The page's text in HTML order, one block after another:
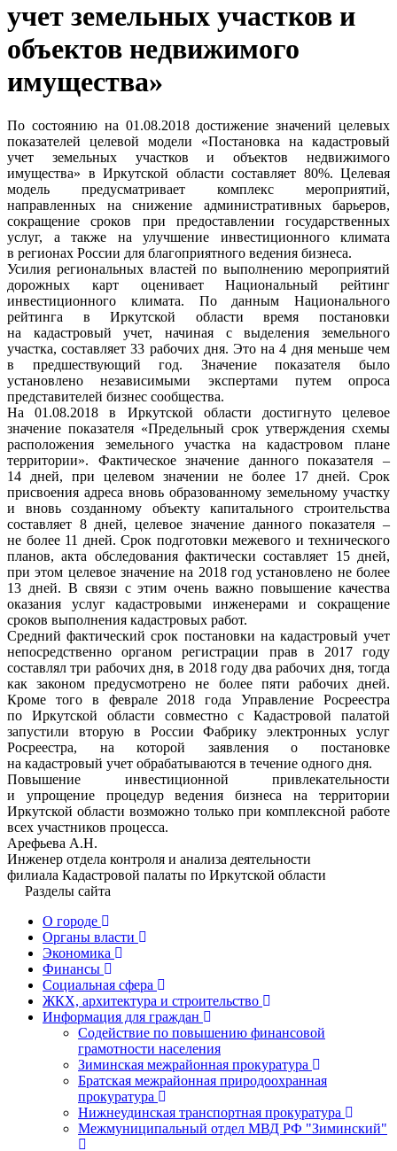
учет земельных участков и
объектов недвижимого
имущества»
По состоянию на 01.08.2018 достижение значений целевых
показателей целевой модели «Постановка на кадастровый
учет земельных участков и объектов недвижимого
имущества» в Иркутской области составляет 80%. Целевая
модель предусматривает комплекс мероприятий,
направленных на снижение административных барьеров,
сокращение сроков при предоставлении государственных
услуг, а также на улучшение инвестиционного климата
в регионах России для благоприятного ведения бизнеса.
Усилия региональных властей по выполнению мероприятий
дорожных карт оценивает Национальный рейтинг
инвестиционного климата. По данным Национального
рейтинга в Иркутской области время постановки
на кадастровый учет, начиная с выделения земельного
участка, составляет 33 рабочих дня. Это на 4 дня меньше чем
в предшествующий год. Значение показателя было
установлено независимыми экспертами путем опроса
представителей бизнес сообщества.
На 01.08.2018 в Иркутской области достигнуто целевое
значение показателя «Предельный срок утверждения схемы
расположения земельного участка на кадастровом плане
территории». Фактическое значение данного показателя –
14 дней, при целевом значении не более 17 дней. Срок
присвоения адреса вновь образованному земельному участку
и вновь созданному объекту капитального строительства
составляет 8 дней, целевое значение данного показателя –
не более 11 дней. Срок подготовки межевого и технического
планов, акта обследования фактически составляет 15 дней,
при этом целевое значение на 2018 год установлено не более
13 дней. В связи с этим очень важно повышение качества
оказания услуг кадастровыми инженерами и сокращение
сроков выполнения кадастровых работ.
Средний фактический срок постановки на кадастровый учет
непосредственно органом регистрации прав в 2017 году
составлял три рабочих дня, в 2018 году два рабочих дня, тогда
как законом предусмотрено не более пяти рабочих дней.
Кроме того в феврале 2018 года Управление Росреестра
по Иркутской области совместно с Кадастровой палатой
запустили вторую в России Фабрику электронных услуг
Росреестра, на которой заявления о постановке
на кадастровый учет обрабатываются в течение одного дня.
Повышение инвестиционной привлекательности
и упрощение процедур ведения бизнеса на территории
Иркутской области возможно только при комплексной работе
всех участников процесса.
Арефьева А.Н.
Инженер отдела контроля и анализа деятельности
филиала Кадастровой палаты по Иркутской области
Разделы сайта
О городе
Органы власти
Экономика
Финансы
Социальная сфера
ЖКХ, архитектура и строительство
Информация для граждан
Содействие по повышению финансовой
грамотности населения
Зиминская межрайонная прокуратура
Братская межрайонная природоохранная
прокуратура
Нижнеудинская транспортная прокуратура
Межмуниципальный отдел МВД РФ "Зиминский"